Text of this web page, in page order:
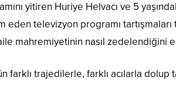
yitiren Huriye Helvacı ve 5
eden televizyon programı tartışmaları
mahremiyetinin nasıl zedelendiğini
farklı trajedilerle, farklı acılarla dolup